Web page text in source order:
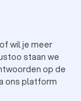
wil je meer
staan we
op de
ons platform